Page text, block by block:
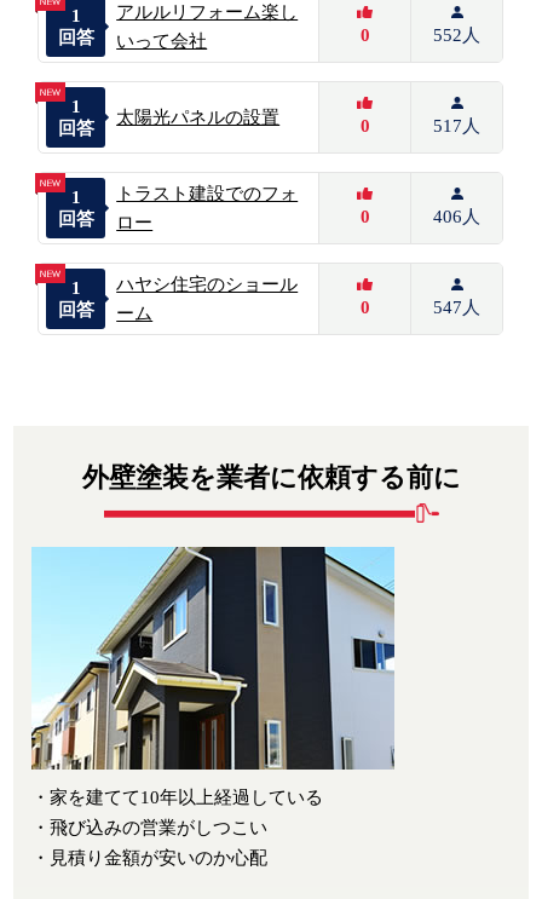
1
回答
アルルリフォーム楽し
いって会社
0 552人
1
回答
太陽光パネルの設置 0 517人
1
回答
トラスト建設でのフォ
ロー
0 406人
1
回答
ハヤシ住宅のショール
ーム
0 547人
外壁塗装を業者に依頼する前に
・家を建てて10年以上経過している
・飛び込みの営業がしつこい
・見積り金額が安いのか心配